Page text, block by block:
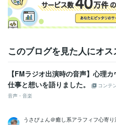
このブログを見た人にオス
【FMラジオ出演時の音声】心理
仕事と想いを語りました。
コンテ
音声・音楽
うさぴょん＠癒し系アラフィフ心寄り